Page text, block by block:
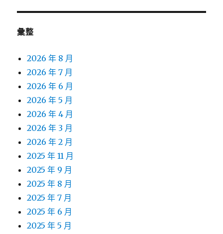
彙整
2026 年 8 月
2026 年 7 月
2026 年 6 月
2026 年 5 月
2026 年 4 月
2026 年 3 月
2026 年 2 月
2025 年 11 月
2025 年 9 月
2025 年 8 月
2025 年 7 月
2025 年 6 月
2025 年 5 月